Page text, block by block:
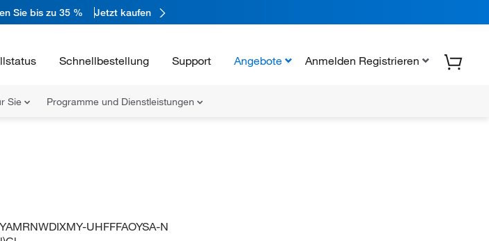
Sie bis zu 35 % Jetzt kaufen
Schnellbestellung Support Angebote Anmelden Registrieren
Sie Programme und Dienstleistungen
UHFFFAOYSA-N